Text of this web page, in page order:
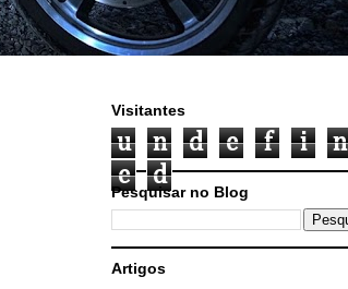
Visitantes
u n d e f i
n
e
d
Pesquisar no Blog
Artigos